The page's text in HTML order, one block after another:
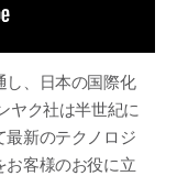
し、日本の国際化
ヤク社は半世紀に
最新のテクノロジ
お客様のお役に立